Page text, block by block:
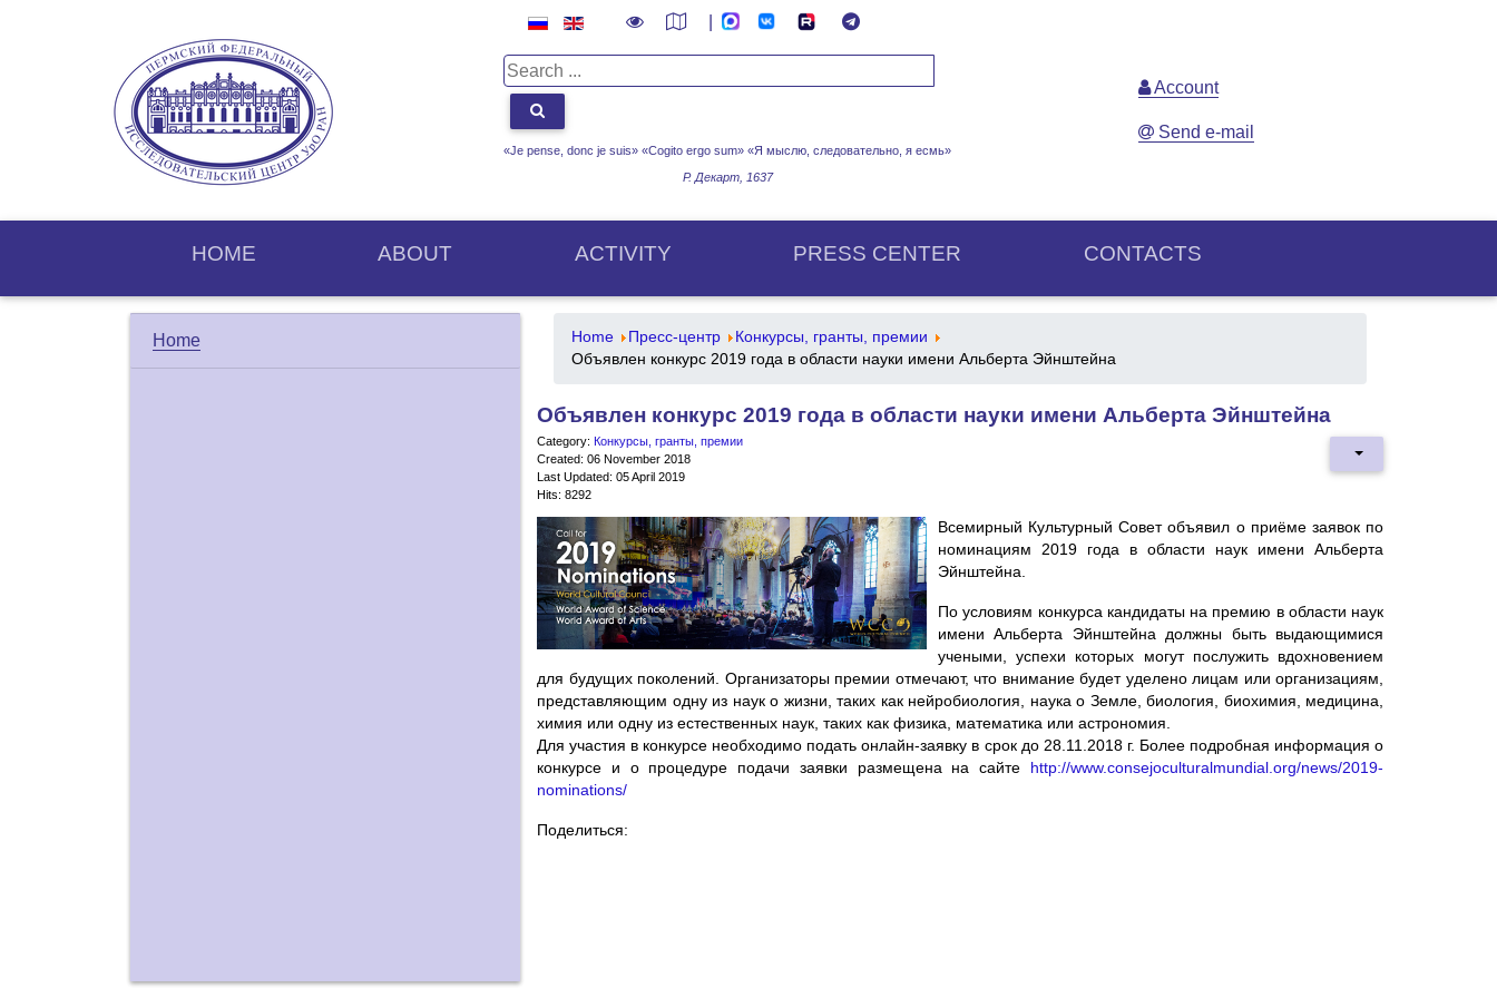
«Je pense, donc je suis» «Cogito ergo sum» «Я мыслю, следовательно, я есмь»
Р. Декарт, 1637
Account
Send e-mail
HOME ABOUT ACTIVITY PRESS CENTER CONTACTS
Home Home Пресс-центр
Конкурсы, гранты, премии
Объявлен конкурс 2019 года в области науки имени Альберта Эйнштейна
Объявлен конкурс 2019 года в области науки имени Альберта Эйнштейна
Category: Конкурсы, гранты, премии
Created: 06 November 2018
Last Updated: 05 April 2019
Hits: 8292
Всемирный Культурный Совет объявил о приёме заявок по
номинациям 2019 года в области наук имени Альберта
Эйнштейна.
По условиям конкурса кандидаты на премию в области наук
имени Альберта Эйнштейна должны быть выдающимися
учеными, успехи которых могут послужить вдохновением
для будущих поколений. Организаторы премии отмечают, что внимание будет уделено лицам или организациям,
представляющим одну из наук о жизни, таких как нейробиология, наука о Земле, биология, биохимия, медицина,
химия или одну из естественных наук, таких как физика, математика или астрономия.
Для участия в конкурсе необходимо подать онлайн-заявку в срок до 28.11.2018 г. Более подробная информация о
конкурсе и о процедуре подачи заявки размещена на сайте http://www.consejoculturalmundial.org/news/2019-
nominations/
Поделиться: